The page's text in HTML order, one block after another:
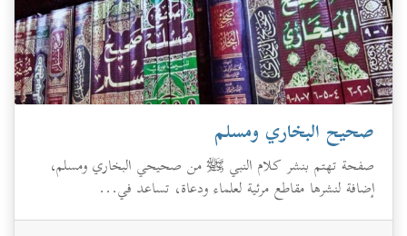
صحيح البخاري ومسلم
صفحة تهتم بنشر كلام النبي ﷺ من صحيحي البخاري ومسلم،
إضافة لنشرها مقاطع مرئية لعلماء ودعاة، تساعد في...